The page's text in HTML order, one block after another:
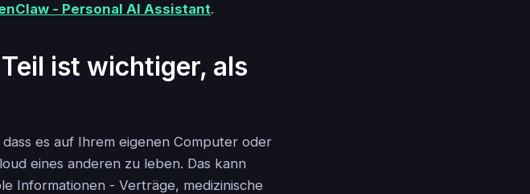
- Personal AI Assistant.
ist wichtiger, als
es auf Ihrem eigenen Computer oder
eines anderen zu leben. Das kann
Informationen - Verträge, medizinische